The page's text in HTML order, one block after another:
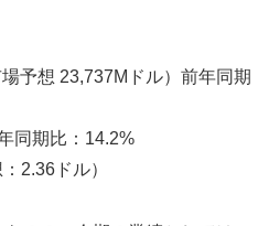
予想 23,737Mドル）前年同期
同期比：14.2%
2.36ドル）